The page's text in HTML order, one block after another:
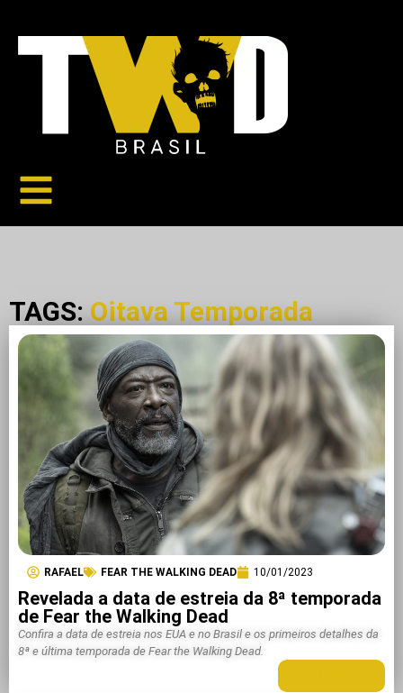
TAGS: Oitava Temporada
RAFAEL FEAR THE WALKING DEAD 10/01/2023
Revelada a data de estreia da 8ª temporada
de Fear the Walking Dead
Confira a data de estreia nos EUA e no Brasil e os primeiros detalhes da
8ª e última temporada de Fear the Walking Dead.